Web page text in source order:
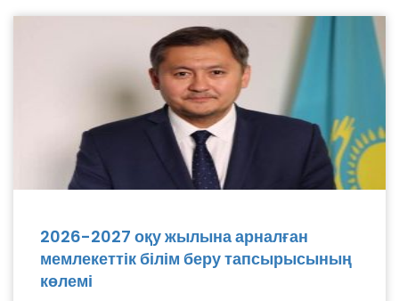
2026-2027 оқу жылына арналған
мемлекеттік білім беру тапсырысының
көлемі